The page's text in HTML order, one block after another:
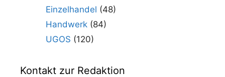
Einzelhandel (48)
Handwerk (84)
UGOS (120)
Kontakt zur Redaktion